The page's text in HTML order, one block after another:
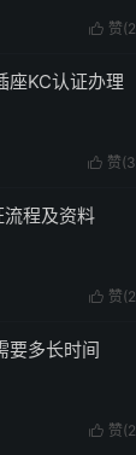
 赞(2
座KC认证办理
 赞(3
程及资料
 赞(2
要多长时间
 赞(2